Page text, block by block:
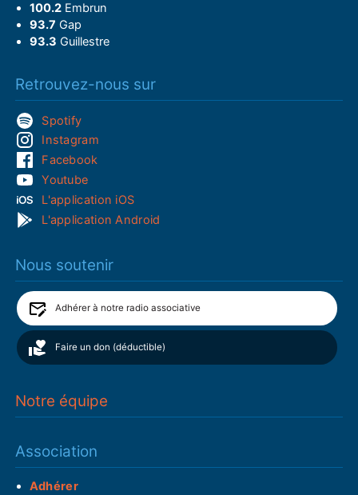
100.2Embrun
93.7 Gap
93.3 Guillestre
Retrouvez-nous sur
Spotify
Instagram
Facebook
Youtube
L'application iOS
L'application Android
Nous soutenir
Adhérer à notre radio associative
Faire un don (déductible)
Notre équipe
Association
Adhérer